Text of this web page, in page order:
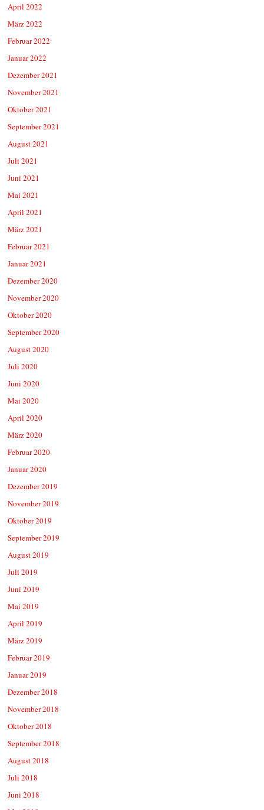
April 2022
März 2022
Februar 2022
Januar 2022
Dezember 2021
November 2021
Oktober 2021
September 2021
August 2021
Juli 2021
Juni 2021
Mai 2021
April 2021
März 2021
Februar 2021
Januar 2021
Dezember 2020
November 2020
Oktober 2020
September 2020
August 2020
Juli 2020
Juni 2020
Mai 2020
April 2020
März 2020
Februar 2020
Januar 2020
Dezember 2019
November 2019
Oktober 2019
September 2019
August 2019
Juli 2019
Juni 2019
Mai 2019
April 2019
März 2019
Februar 2019
Januar 2019
Dezember 2018
November 2018
Oktober 2018
September 2018
August 2018
Juli 2018
Juni 2018